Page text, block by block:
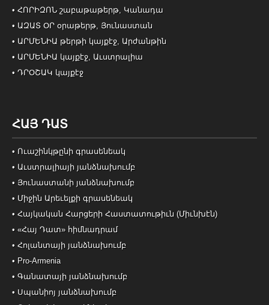
• ՀՈՐԻԶՈՆ շաբաթաթերթ, Կանադա
• ԱԶԱՏ ՕՐ օրաթերթ, Յունաստան
• ԱՐՄԵՆԻԱ թերթի կայքէջ, Արժանթին
• ԱՐՄԵՆԻԱ կայքէջ, Աւստրալիա
• ԴՐՕՇԱԿ կայքէջ
ՀԱՅ ԴԱՏ
• Ուաշինկթընի գրասենեակ
• Աւստրալիայի յանձնախումբ
• Յունաստանի յանձնախումբ
• Միջին Արեւելքի գրասենեակ
• Հայկական Հարցերի Հաստատութիւն (Միւնխէն)
• «Հայ Դատ» հիմնադրամ
• Հոլանտայի յանձնախումբ
• Pro-Armenia
• Գանատայի յանձնախումբ
• Սպանիոյ յանձնախումբ